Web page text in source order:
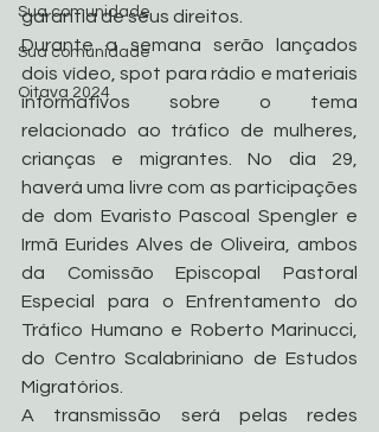
Sua comunidade
Sua comunidade
Oitava 2024
garantia de seus direitos.
Durante a semana serão lançados
dois vídeo, spot para rádio e materiais
informativos sobre o tema
relacionado ao tráfico de mulheres,
crianças e migrantes. No dia 29,
haverá uma livre com as participações
de dom Evaristo Pascoal Spengler e
Irmã Eurides Alves de Oliveira, ambos
da Comissão Episcopal Pastoral
Especial para o Enfrentamento do
Tráfico Humano e Roberto Marinucci,
do Centro Scalabriniano de Estudos
Migratórios.
A transmissão será pelas redes